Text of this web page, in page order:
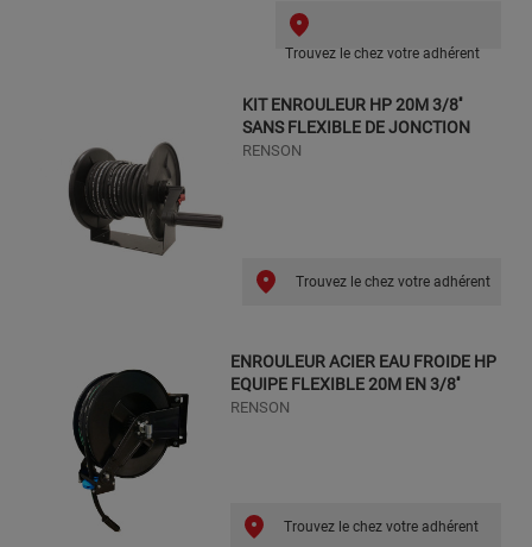
Trouvez le chez votre adhérent
KIT ENROULEUR HP 20M 3/8''
SANS FLEXIBLE DE JONCTION
RENSON
Trouvez le chez votre adhérent
ENROULEUR ACIER EAU FROIDE HP
EQUIPE FLEXIBLE 20M EN 3/8''
RENSON
Trouvez le chez votre adhérent